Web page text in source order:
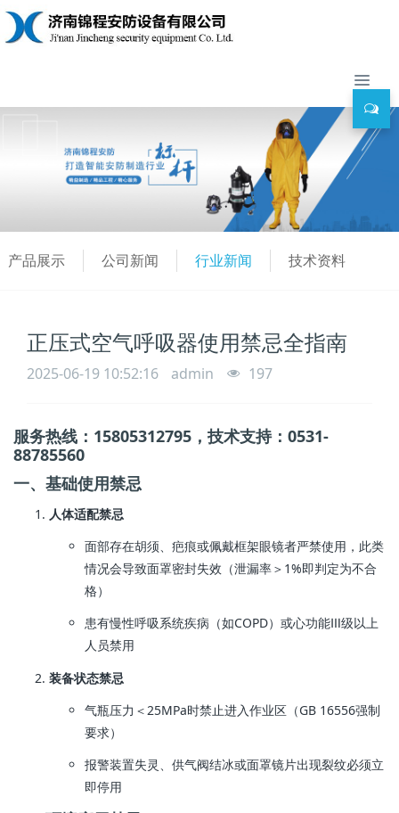
产品展示 公司新闻 行业新闻 技术资料
正压式空气呼吸器使用禁忌全指南
2025-06-19 10:52:16 admin 197
服务热线：15805312795，技术支持：0531-
88785560
一、基础使用禁忌
人体适配禁忌
面部存在胡须、疤痕或佩戴框架眼镜者严禁使用，此类
情况会导致面罩密封失效（泄漏率＞1%即判定为不合
格）
患有慢性呼吸系统疾病（如COPD）或心功能Ⅲ级以上
人员禁用
装备状态禁忌
气瓶压力＜25MPa时禁止进入作业区（GB 16556强制
要求）
报警装置失灵、供气阀结冰或面罩镜片出现裂纹必须立
即停用